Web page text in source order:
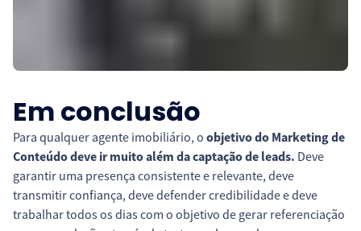
Em conclusão
Para qualquer agente imobiliário, o objetivo do Marketing de
Conteúdo deve ir muito além da captação de leads. Deve
garantir uma presença consistente e relevante, deve
transmitir confiança, deve defender credibilidade e deve
trabalhar todos os dias com o objetivo de gerar referenciação